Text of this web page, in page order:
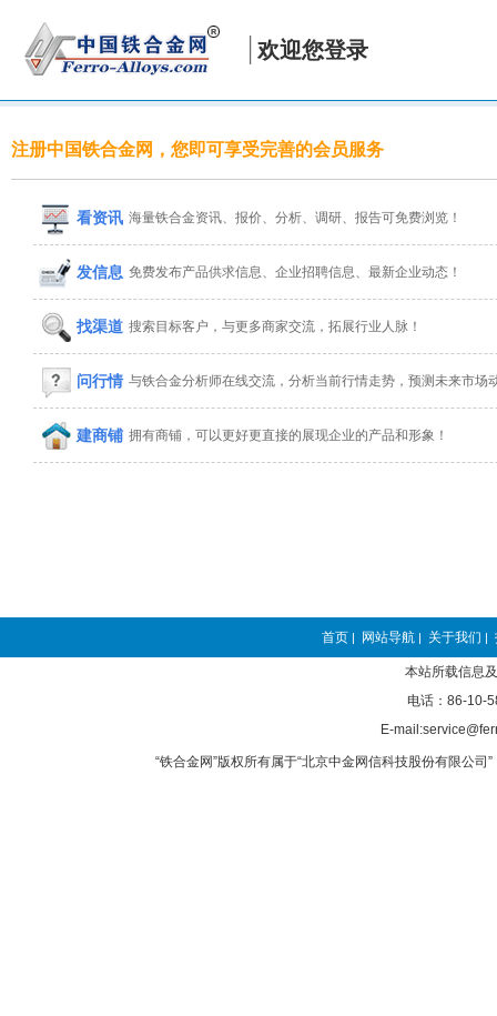
欢迎您登录
注册中国铁合金网，您即可享受完善的会员服务
看资讯 海量铁合金资讯、报价、分析、调研、报告可免费浏览！
发信息 免费发布产品供求信息、企业招聘信息、最新企业动态！
找渠道 搜索目标客户，与更多商家交流，拓展行业人脉！
问行情 与铁合金分析师在线交流，分析当前行情走势，预测未来市场
建商铺 拥有商铺，可以更好更直接的展现企业的产品和形象！
首页 | 网站导航 | 关于我们 |
本站所载信息
电话：86-10-
E-
“铁合金网”版权所有属于“北京中金网信科技股份有限公司